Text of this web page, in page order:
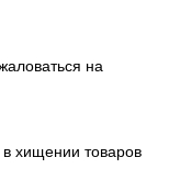
на
хищении товаров